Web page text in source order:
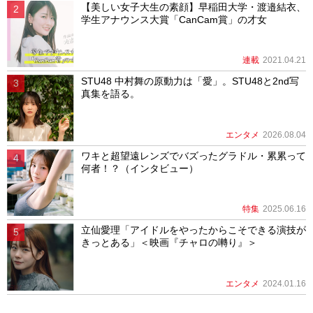
【美しい女子大生の素顔】早稲田大学・渡邉結衣、
学生アナウンス大賞「CanCam賞」の才女
連載 2021.04.21
STU48 中村舞の原動力は「愛」。STU48と2nd写
真集を語る。
エンタメ 2026.08.04
ワキと超望遠レンズでバズったグラドル・累累って
何者！？（インタビュー）
特集 2025.06.16
立仙愛理「アイドルをやったからこそできる演技が
きっとある」＜映画『チャロの囀り』＞
エンタメ 2024.01.16